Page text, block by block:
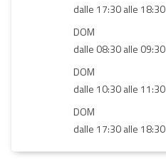
dalle 17:30 alle 18:30
DOM
dalle 08:30 alle 09:30
DOM
dalle 10:30 alle 11:30
DOM
dalle 17:30 alle 18:30